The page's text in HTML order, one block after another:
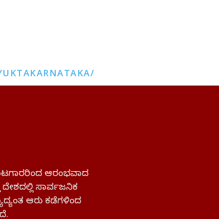
ಆರಂಭವಾದ
ದೇಶದಲ್ಲಿ ಸಾರ್ವಜನಿಕ
ಆರು ಕಡೆಗಳಿಂದ